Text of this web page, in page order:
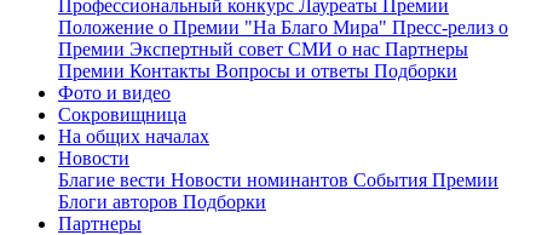
Профессиональный конкурс Лауреаты Премии
Положение о Премии "На Благо Мира" Пресс-релиз о
Премии Экспертный совет СМИ о нас Партнеры
Премии Контакты Вопросы и ответы Подборки
Фото и видео
Сокровищница
На общих началах
Новости
Благие вести Новости номинантов События Премии
Блоги авторов Подборки
Партнеры